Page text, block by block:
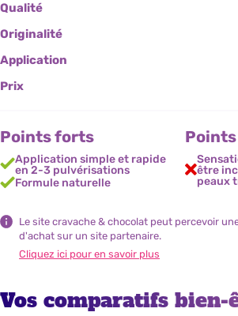
Qualité
Originalité
Application
Prix
Points forts
Application simple et rapide
en 2-3 pulvérisations
Formule naturelle
Sensation de chaleur peut
être
peaux
Le site cravache & chocolat peut percevoir
d'achat sur un site partenaire.
Cliquez ici pour en savoir plus
Vos comparatifs bien-